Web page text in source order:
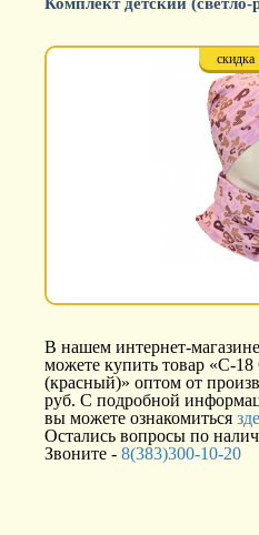
скидка
В нашем интернет-
можете купить товар «С-18
(красный)» оптом от
руб. С подробной
вы можете ознакомиться
Остались вопросы по
Звоните - 8(383)300-10-20